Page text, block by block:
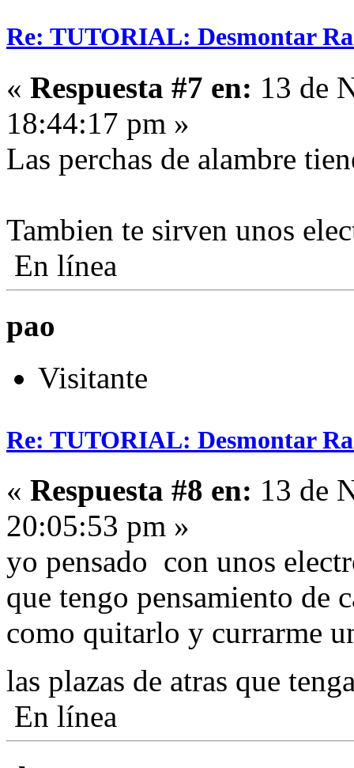
Re: TUTORIAL: Desmontar
« Respuesta #7 en: 13 de
18:44:17 pm »
Las perchas de alambre
Tambien te sirven unos
En línea
pao
Visitante
Re: TUTORIAL: Desmontar
« Respuesta #8 en: 13 de
20:05:53 pm »
yo pensado con unos
que tengo pensamiento de
como quitarlo y currarme
las plazas de atras que
En línea